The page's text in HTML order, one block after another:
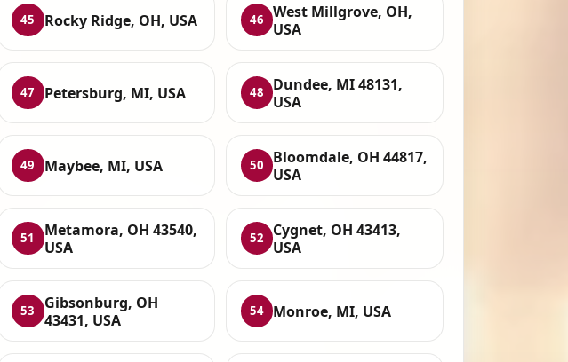
45 Rocky Ridge, OH, USA 46
West Millgrove, OH,
USA
47 Petersburg, MI, USA 48
Dundee, MI 48131,
USA
49 Maybee, MI, USA 50
Bloomdale, OH 44817,
USA
51
Metamora, OH 43540,
USA
52
Cygnet, OH 43413,
USA
53
Gibsonburg, OH
43431, USA
54 Monroe, MI, USA